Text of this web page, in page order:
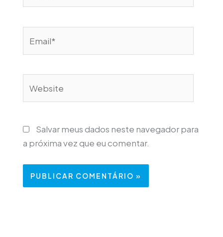
Salvar meus dados neste navegador para
a próxima vez que eu comentar.